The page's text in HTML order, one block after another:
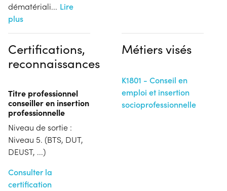
dématériali... Lire
plus
Certifications,
reconnaissances
Titre professionnel
conseiller en insertion
professionnelle
Niveau de sortie :
Niveau 5. (BTS, DUT,
DEUST, ...)
Consulter la
certification
Métiers visés
K1801 - Conseil en
emploi et insertion
socioprofessionnelle